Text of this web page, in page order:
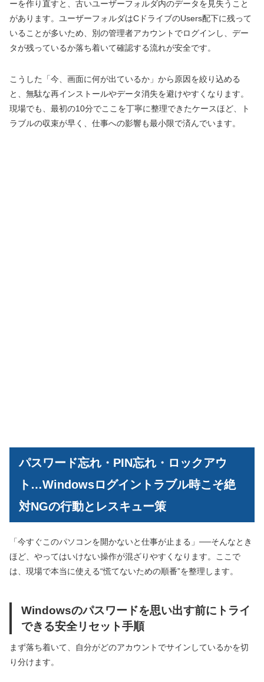
ーを作り直すと、古いユーザーフォルダ内のデータを見失うこと
があります。ユーザーフォルダはCドライブのUsers配下に残って
いることが多いため、別の管理者アカウントでログインし、デー
タが残っているか落ち着いて確認する流れが安全です。
こうした「今、画面に何が出ているか」から原因を絞り込める
と、無駄な再インストールやデータ消失を避けやすくなります。
現場でも、最初の10分でここを丁寧に整理できたケースほど、ト
ラブルの収束が早く、仕事への影響も最小限で済んでいます。
パスワード忘れ・PIN忘れ・ロックアウ
ト…Windowsログイントラブル時こそ絶
対NGの行動とレスキュー策
「今すぐこのパソコンを開かないと仕事が止まる」──そんなとき
ほど、やってはいけない操作が混ざりやすくなります。ここで
は、現場で本当に使える“慌てないための順番”を整理します。
Windowsのパスワードを思い出す前にトライ
できる安全リセット手順
まず落ち着いて、自分がどのアカウントでサインしているかを切
り分けます。